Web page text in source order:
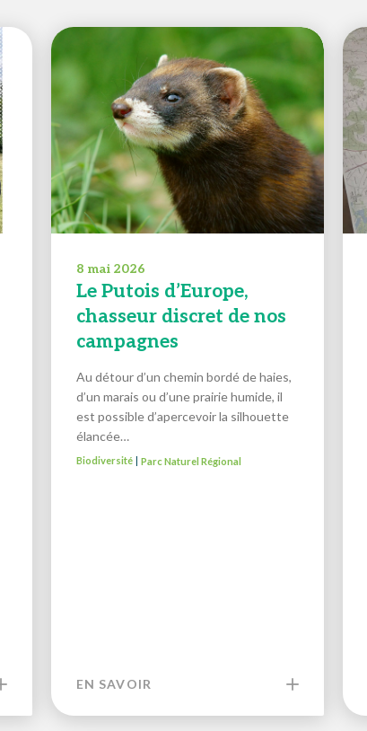
8 mai 2026
Le Putois d’Europe,
chasseur discret de nos
campagnes
Au détour d’un chemin bordé de haies,
d’un marais ou d’une prairie humide, il
est possible d’apercevoir la silhouette
élancée…
Biodiversité| Parc Naturel Régional
EN SAVOIR